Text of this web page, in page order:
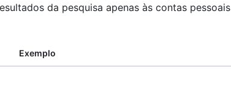
da pesquisa apenas às contas pessoais
Exemplo